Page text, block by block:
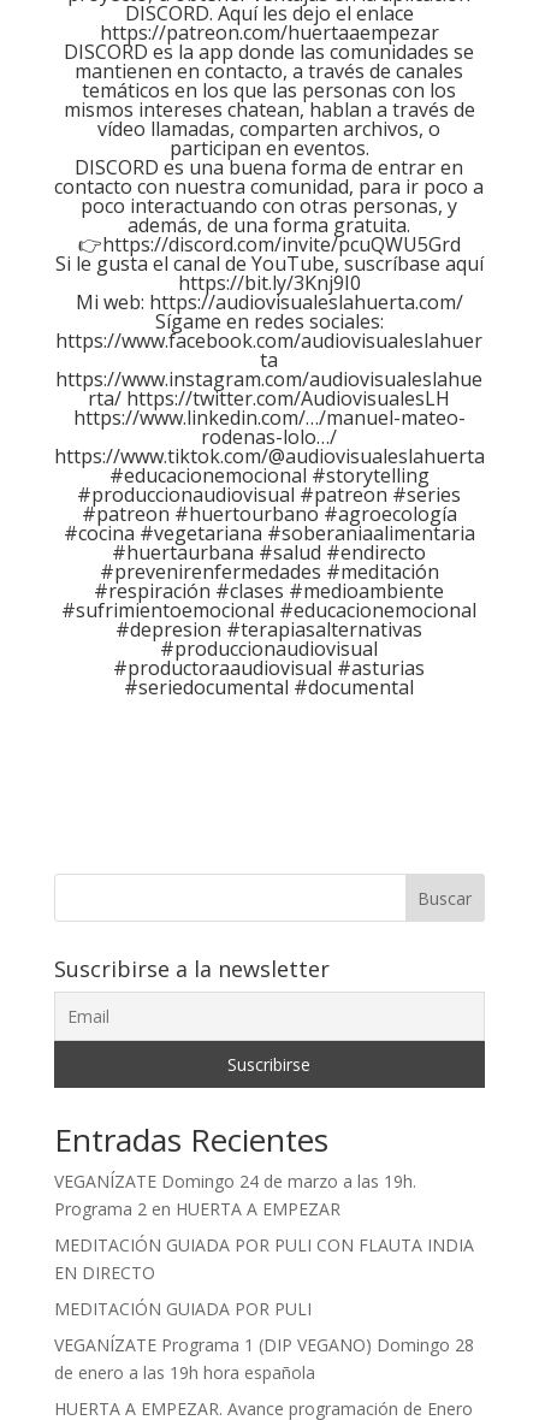
DISCORD. Aquí les dejo el enlace
https://patreon.com/huertaaempezar
DISCORD es la app donde las comunidades se
mantienen en contacto, a través de canales
temáticos en los que las personas con los
mismos intereses chatean, hablan a través de
vídeo llamadas, comparten archivos, o
participan en eventos.
DISCORD es una buena forma de entrar en
contacto con nuestra comunidad, para ir poco a
poco interactuando con otras personas, y
además, de una forma gratuita.
👉https://discord.com/invite/pcuQWU5Grd
Si le gusta el canal de YouTube, suscríbase aquí
https://bit.ly/3Knj9I0
Mi web: https://audiovisualeslahuerta.com/
Sígame en redes sociales:
https://www.facebook.com/audiovisualeslahuer
ta
https://www.instagram.com/audiovisualeslahue
rta/ https://twitter.com/AudiovisualesLH
https://www.linkedin.com/…/manuel-mateo-
rodenas-lolo…/
https://www.tiktok.com/@audiovisualeslahuerta
#educacionemocional #storytelling
#produccionaudiovisual #patreon #series
#patreon #huertourbano #agroecología
#cocina #vegetariana #soberaniaalimentaria
#huertaurbana #salud #endirecto
#prevenirenfermedades​ #meditación​
#respiración​ #clases #medioambiente
#sufrimientoemocional #educacionemocional
#depresion #terapiasalternativas
#produccionaudiovisual
#productoraaudiovisual #asturias
#seriedocumental #documental
Buscar
Suscribirse a la newsletter
Entradas Recientes
VEGANÍZATE Domingo 24 de marzo a las 19h.
Programa 2 en HUERTA A EMPEZAR
MEDITACIÓN GUIADA POR PULI CON FLAUTA INDIA
EN DIRECTO
MEDITACIÓN GUIADA POR PULI
VEGANÍZATE Programa 1 (DIP VEGANO) Domingo 28
de enero a las 19h hora española
HUERTA A EMPEZAR. Avance programación de Enero